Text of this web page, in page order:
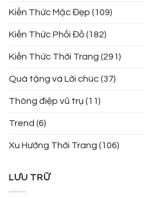
Kiến Thức Mặc Đẹp (109)
Kiến Thức Phối Đồ(182)
Kiến Thức Thời Trang (291)
Quà tặng và Lời chúc(37)
Thông điệp vũ trụ (11)
Trend (6)
Xu Hướng Thời Trang (106)
LƯU TRỮ